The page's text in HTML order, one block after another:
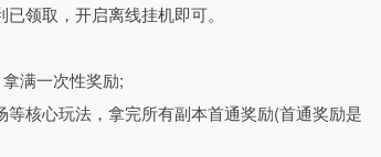
玩家可加入仙盟与盟友协同作战，实现资源互援、
法，从小势力开荒到全服称霸，全程成长感拉满，
值碾压】
领取，开启离线挂机即可。
满一次性奖励;
核心玩法，拿完所有副本首通奖励(首通奖励是